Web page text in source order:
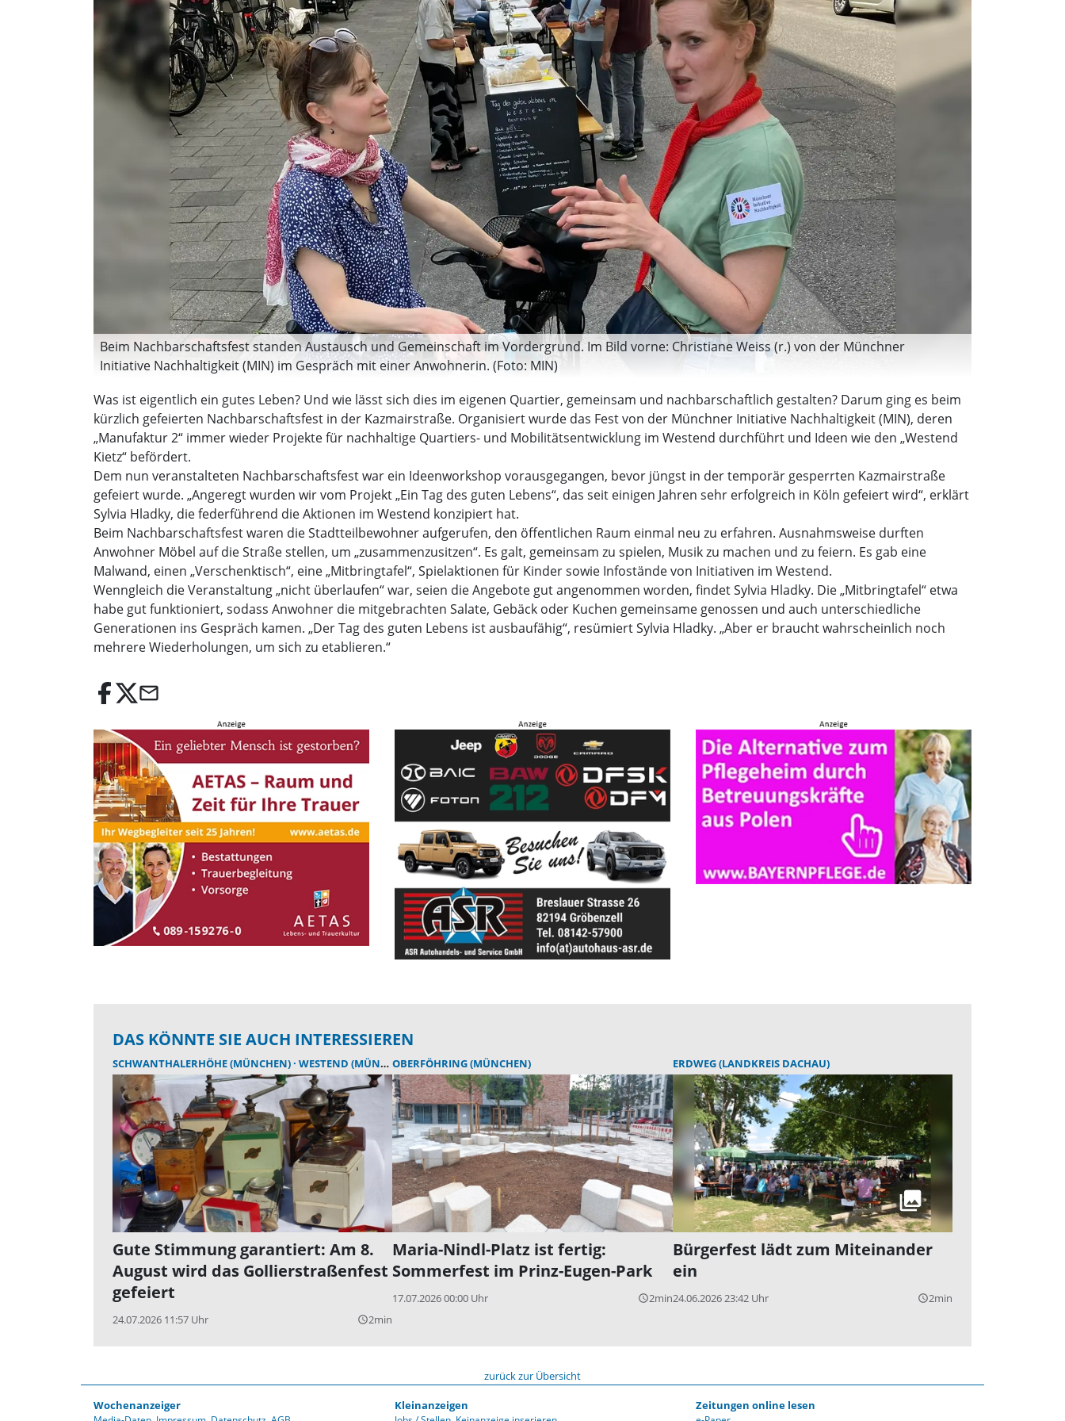
Beim Nachbarschaftsfest standen Austausch und Gemeinschaft im Vordergrund. Im Bild vorne: Christiane Weiss (r.) von der Münchner
Initiative Nachhaltigkeit (MIN) im Gespräch mit einer Anwohnerin. (Foto: MIN)
Was ist eigentlich ein gutes Leben? Und wie lässt sich dies im eigenen Quartier, gemeinsam und nachbarschaftlich gestalten? Darum ging es beim
kürzlich gefeierten Nachbarschaftsfest in der Kazmairstraße. Organisiert wurde das Fest von der Münchner Initiative Nachhaltigkeit (MIN), deren
„Manufaktur 2“ immer wieder Projekte für nachhaltige Quartiers- und Mobilitätsentwicklung im Westend durchführt und Ideen wie den „Westend
Kietz“ befördert.
Dem nun veranstalteten Nachbarschaftsfest war ein Ideenworkshop vorausgegangen, bevor jüngst in der temporär gesperrten Kazmairstraße
gefeiert wurde. „Angeregt wurden wir vom Projekt „Ein Tag des guten Lebens“, das seit einigen Jahren sehr erfolgreich in Köln gefeiert wird“, erklärt
Sylvia Hladky, die federführend die Aktionen im Westend konzipiert hat.
Beim Nachbarschaftsfest waren die Stadtteilbewohner aufgerufen, den öffentlichen Raum einmal neu zu erfahren. Ausnahmsweise durften
Anwohner Möbel auf die Straße stellen, um „zusammenzusitzen“. Es galt, gemeinsam zu spielen, Musik zu machen und zu feiern. Es gab eine
Malwand, einen „Verschenktisch“, eine „Mitbringtafel“, Spielaktionen für Kinder sowie Infostände von Initiativen im Westend.
Wenngleich die Veranstaltung „nicht überlaufen“ war, seien die Angebote gut angenommen worden, findet Sylvia Hladky. Die „Mitbringtafel“ etwa
habe gut funktioniert, sodass Anwohner die mitgebrachten Salate, Gebäck oder Kuchen gemeinsame genossen und auch unterschiedliche
Generationen ins Gespräch kamen. „Der Tag des guten Lebens ist ausbaufähig“, resümiert Sylvia Hladky. „Aber er braucht wahrscheinlich noch
mehrere Wiederholungen, um sich zu etablieren.“
email
DAS KÖNNTE SIE AUCH INTERESSIEREN
SCHWANTHALERHÖHE (MÜNCHEN) WESTEND (MÜNCHEN)
Gute Stimmung garantiert: Am 8.
August wird das Gollierstraßenfest
gefeiert
24.07.2026 11:57 Uhr query_builder2min
OBERFÖHRING (MÜNCHEN)
Maria-Nindl-Platz ist fertig:
Sommerfest im Prinz-Eugen-Park
17.07.2026 00:00 Uhr query_builder2min
ERDWEG (LANDKREIS DACHAU)
Bürgerfest lädt zum Miteinander
ein
24.06.2026 23:42 Uhr query_builder2min
zurück zur Übersicht
Wochenanzeiger Kleinanzeigen Zeitungen online lesen